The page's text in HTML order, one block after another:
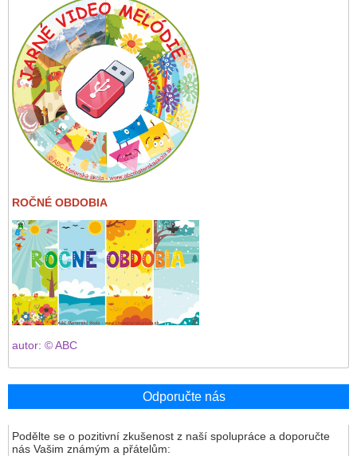
ROČNÉ OBDOBIA
autor: © ABC
Odporučte nás
Podělte se o pozitivní zkušenost z naší spolupráce a doporučte
nás Vašim známým a přátelům: